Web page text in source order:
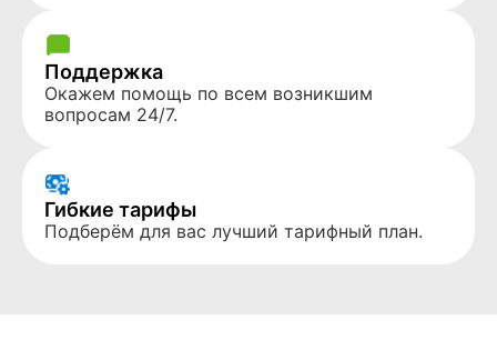
Поддержка
Окажем помощь по всем возникшим
вопросам 24/7.
Гибкие тарифы
Подберём для вас лучший тарифный план.